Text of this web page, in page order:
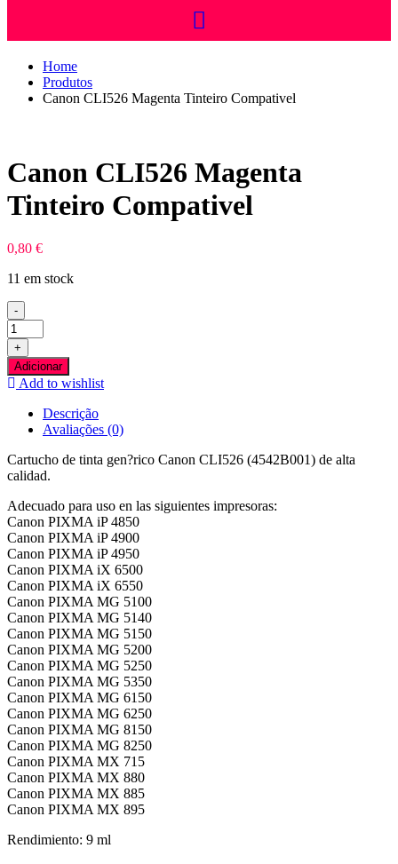
Home
Produtos
Canon CLI526 Magenta Tinteiro Compativel
Canon CLI526 Magenta
Tinteiro Compativel
0,80 €
11 em stock
-
Quantidade
de
Canon
CLI526
Magenta
Tinteiro
Compativel
+
Adicionar
Add to wishlist
Descrição
Avaliações (0)
Cartucho de tinta gen?rico Canon CLI526 (4542B001) de alta
calidad.
Adecuado para uso en las siguientes impresoras:
Canon PIXMA iP 4850
Canon PIXMA iP 4900
Canon PIXMA iP 4950
Canon PIXMA iX 6500
Canon PIXMA iX 6550
Canon PIXMA MG 5100
Canon PIXMA MG 5140
Canon PIXMA MG 5150
Canon PIXMA MG 5200
Canon PIXMA MG 5250
Canon PIXMA MG 5350
Canon PIXMA MG 6150
Canon PIXMA MG 6250
Canon PIXMA MG 8150
Canon PIXMA MG 8250
Canon PIXMA MX 715
Canon PIXMA MX 880
Canon PIXMA MX 885
Canon PIXMA MX 895
Rendimiento: 9 ml